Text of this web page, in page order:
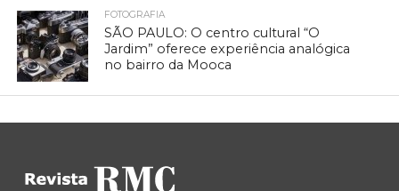
FOTOGRAFIA
SÃO PAULO: O centro cultural “O
Jardim” oferece experiência analógica
no bairro da Mooca